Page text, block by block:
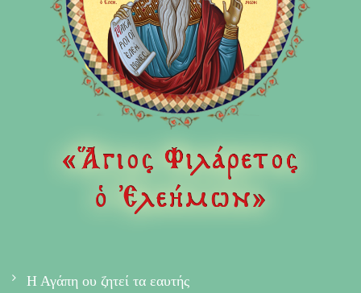
Η Αγάπη ου ζητεί τα εαυτής